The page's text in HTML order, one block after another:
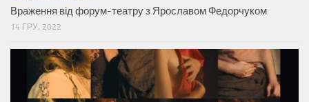
Враження від форум-театру з Ярославом Федорчуком
14 ГРУ, 2022